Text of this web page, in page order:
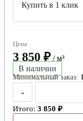
Купить в 1 клик
Цена
3 850 ₽ / м³
В наличии
Минимальный заказ:
-
Итого: 3 850 ₽